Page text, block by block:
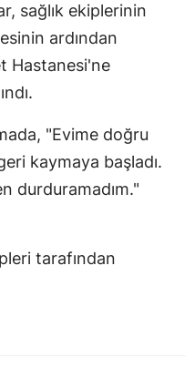
sağlık ekiplerinin
ardından
Hastanesi'ne
"Evime doğru
kaymaya başladı.
durduramadım."
tarafından